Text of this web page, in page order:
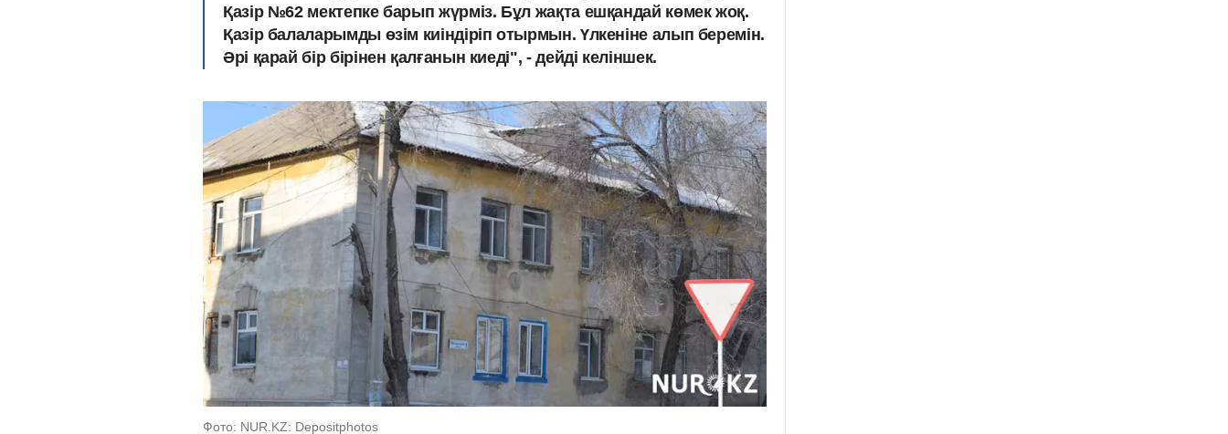
Қазір №62 мектепке барып жүрміз. Бұл жақта ешқандай көмек жоқ.
Қазір балаларымды өзім киіндіріп отырмын. Үлкеніне алып беремін.
Әрі қарай бір бірінен қалғанын киеді", - дейді келіншек.
Фото: NUR.KZ: Depositphotos